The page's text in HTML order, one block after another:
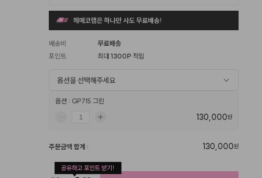
헤메코랩은 하나만 사도 무료배송!
배송비
무료배송
포인트
최대 1300P 적립
옵션을 선택해주세요
옵션 : GP715 그린
130,000원
주문금액 합계 : 130,000원
공유하고 포인트 받기!